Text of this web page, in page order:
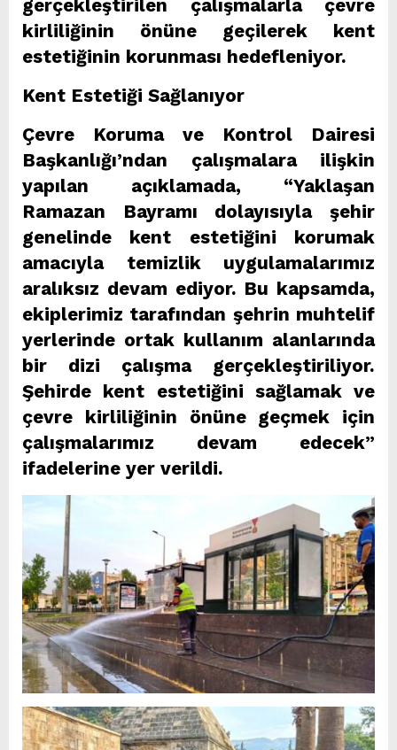
gerçekleştirilen çalışmalarla çevre
kirliliğinin önüne geçilerek kent
estetiğinin korunması hedefleniyor.
Kent Estetiği Sağlanıyor
Çevre Koruma ve Kontrol Dairesi
Başkanlığı’ndan çalışmalara ilişkin
yapılan açıklamada, “Yaklaşan
Ramazan Bayramı dolayısıyla şehir
genelinde kent estetiğini korumak
amacıyla temizlik uygulamalarımız
aralıksız devam ediyor. Bu kapsamda,
ekiplerimiz tarafından şehrin muhtelif
yerlerinde ortak kullanım alanlarında
bir dizi çalışma gerçekleştiriliyor.
Şehirde kent estetiğini sağlamak ve
çevre kirliliğinin önüne geçmek için
çalışmalarımız devam edecek”
ifadelerine yer verildi.